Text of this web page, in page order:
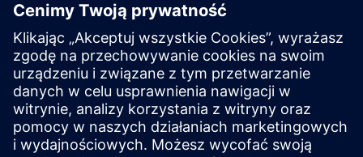
Rozszerza lub buduje na bazie produktu/rozwiązania
Siemens Xcelerator poprzez tworzenie nowego produktu
lub tworzy nowe rozwiązanie dla klienta poprzez integrację
produktu Siemens Xcelerator z produktem własnym
Sell
Odsprzedaż / wspólna sprzedaż oprogramowania oraz
sprzętu z funkcjami cyfrowymi w oparciu o Siemens